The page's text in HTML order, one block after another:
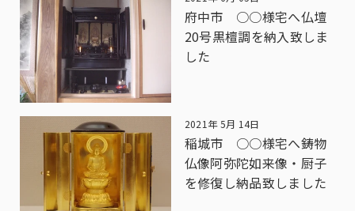
府中市 ○○様宅へ仏壇
20号黒檀調を納入致しま
した
2021年 5月 14日
稲城市 ○○様宅へ鋳物
仏像阿弥陀如来像・厨子
を修復し納品致しました